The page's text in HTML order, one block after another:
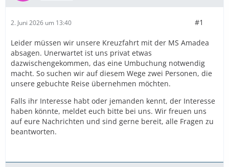
2. Juni 2026 um 13:40 #1
Leider müssen wir unsere Kreuzfahrt mit der MS Amadea
absagen. Unerwartet ist uns privat etwas
dazwischengekommen, das eine Umbuchung notwendig
macht. So suchen wir auf diesem Wege zwei Personen, die
unsere gebuchte Reise übernehmen möchten.
Falls ihr Interesse habt oder jemanden kennt, der Interesse
haben könnte, meldet euch bitte bei uns. Wir freuen uns
auf eure Nachrichten und sind gerne bereit, alle Fragen zu
beantworten.